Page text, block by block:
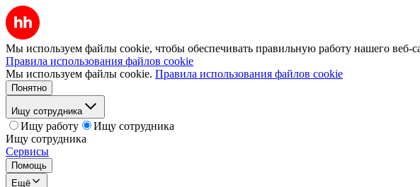
Мы используем файлы cookie, чтобы обеспечивать правильную работу нашего веб-
Правила использования файлов cookie
Мы используем файлы cookie. Правила использования файлов cookie
Понятно
Ищу сотрудника
Ищу работу
Ищу сотрудника
Ищу сотрудника
Сервисы
Помощь
Ещё